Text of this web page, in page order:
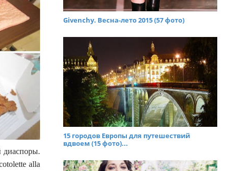
диаспоры.
alla
Givenchy. Весна-лето 2015 (57 фото)
15 городов Европы для путешествий
вдвоем (15 фото)...